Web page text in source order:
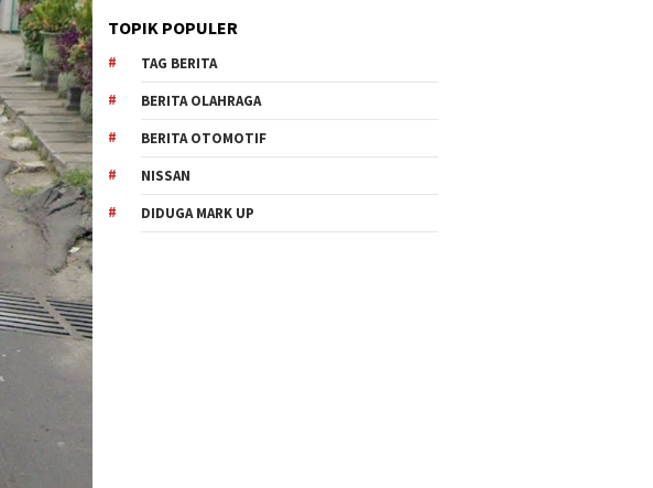
TOPIK POPULER
TAG BERITA
BERITA OLAHRAGA
BERITA OTOMOTIF
NISSAN
DIDUGA MARK UP